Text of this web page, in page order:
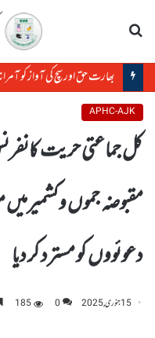
APHC-AJK
کل جماعتی حریت
مقبوضہ جموں
دعوئووں کو مسترد کر دیا
15 جنوری, 2025 0
185